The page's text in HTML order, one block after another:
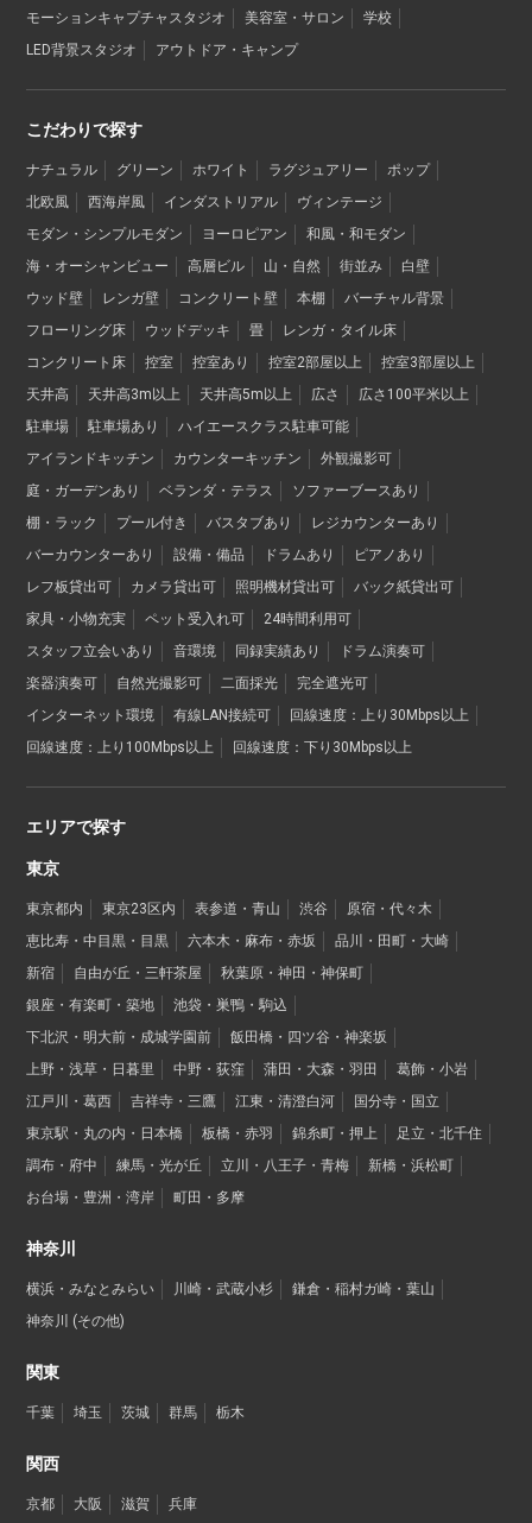
モーションキャプチャスタジオ
美容室・サロン
学校
LED背景スタジオ
アウトドア・キャンプ
こだわりで探す
ナチュラル グリーン ホワイト ラグジュアリー
ポップ
北欧風
西海岸風 インダストリアル
ヴィンテージ
モダン・シンプルモダン
ヨーロピアン
和風・和モダン
海・オーシャンビュー
高層ビル 山・自然 街並み
白壁
ウッド壁
レンガ壁 コンクリート壁 本棚
バーチャル背景
フローリング床
ウッドデッキ 畳
レンガ・タイル床
コンクリート床
控室 控室あり 控室2部屋以上
控室3部屋以上
天井高
天井高3m以上 天井高5m以上 広さ
広さ100平米以上
駐車場
駐車場あり
ハイエースクラス駐車可能
アイランドキッチン
カウンターキッチン
外観撮影可
庭・ガーデンあり
ベランダ・テラス
ソファーブースあり
棚・ラック
プール付き バスタブあり
レジカウンターあり
バーカウンターあり
設備・備品 ドラムあり
ピアノあり
レフ板貸出可
カメラ貸出可 照明機材貸出可
バック紙貸出可
家具・小物充実
ペット受入れ可
24時間利用可
スタッフ立会いあり
音環境 同録実績あり
ドラム演奏可
楽器演奏可
自然光撮影可 二面採光
完全遮光可
インターネット環境
有線LAN接続可
回線速度：上り30Mbps以上
回線速度：上り100Mbps以上
回線速度：下り30Mbps以上
エリアで探す
東京
東京都内 東京23区内 表参道・青山 渋谷
原宿・代々木
恵比寿・中目黒・目黒
六本木・麻布・赤坂
品川・田町・大崎
新宿
自由が丘・三軒茶屋
秋葉原・神田・神保町
銀座・有楽町・築地
池袋・巣鴨・駒込
下北沢・明大前・成城学園前
飯田橋・四ツ谷・神楽坂
上野・浅草・日暮里
中野・荻窪 蒲田・大森・羽田
葛飾・小岩
江戸川・葛西
吉祥寺・三鷹 江東・清澄白河
国分寺・国立
東京駅・丸の内・日本橋
板橋・赤羽 錦糸町・押上
足立・北千住
調布・府中
練馬・光が丘 立川・八王子・青梅
新橋・浜松町
お台場・豊洲・湾岸
町田・多摩
神奈川
横浜・みなとみらい 川崎・武蔵小杉
鎌倉・稲村ガ崎・葉山
神奈川 (その他)
関東
千葉 埼玉 茨城 群馬 栃木
関西
京都 大阪 滋賀 兵庫